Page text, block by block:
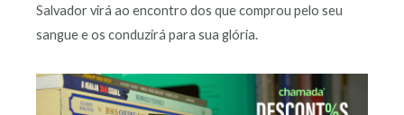
Salvador virá ao encontro dos que comprou pelo seu
sangue e os conduzirá para sua glória.